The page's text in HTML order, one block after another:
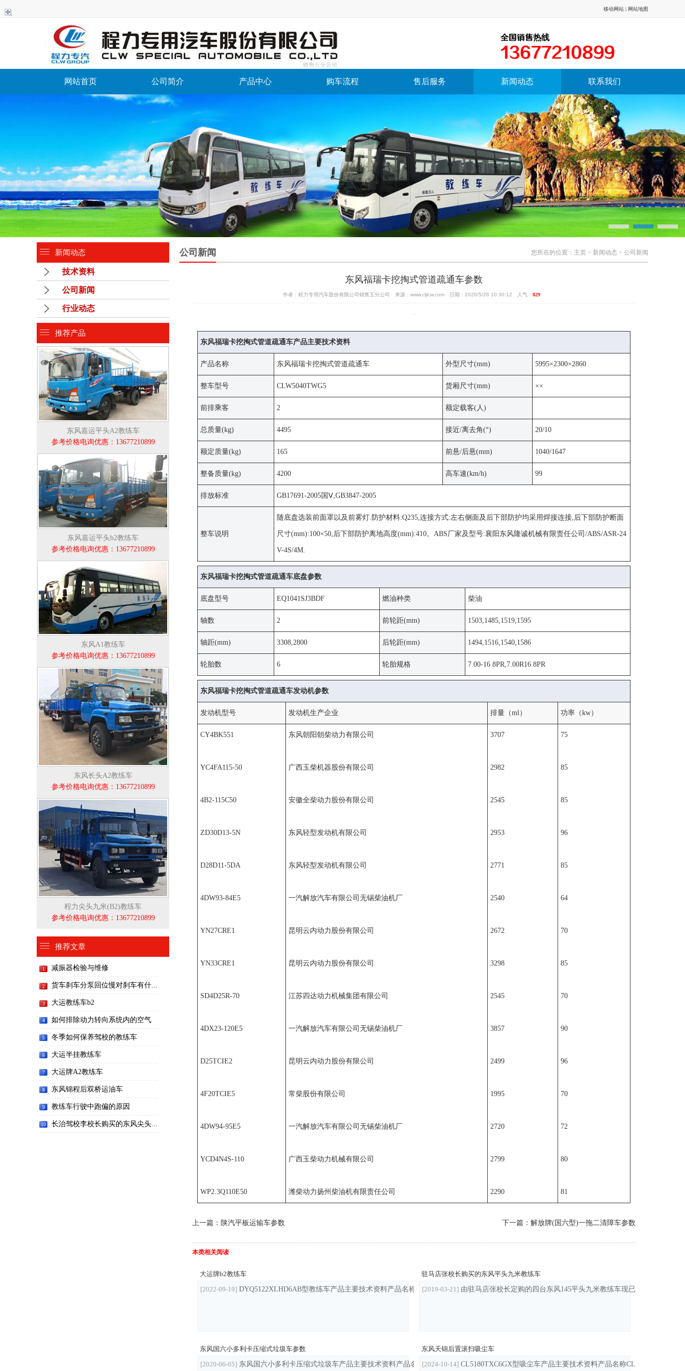
移动网站 | 网站地图
程力专用汽车股份有限公司销售五分公司
ChengLiZhuanYongQiCheGuFenYouXianGongSi
全国销售热线
13677210899
网站首页 公司简介 产品中心 购车流程 售后服务 新闻动态 联系我们
新闻动态
技术资料
公司新闻
行业动态
推荐产品
东风嘉运平头A2教练车
参考价格电询优惠：13677210899
东风嘉运平头b2教练车
参考价格电询优惠：13677210899
东风A1教练车
参考价格电询优惠：13677210899
东风长头A2教练车
参考价格电询优惠：13677210899
程力尖头九米(B2)教练车
参考价格电询优惠：13677210899
推荐文章
1 减振器检验与维修
2 货车刹车分泵回位慢对刹车有什...
3 大运教练车b2
4 如何排除动力转向系统内的空气
5 冬季如何保养驾校的教练车
6 大运半挂教练车
7 大运牌A2教练车
8 东风锦程后双桥运油车
9 教练车行驶中跑偏的原因
10 长治驾校李校长购买的东风尖头...
公司新闻 您所在的位置： 主页 > 新闻动态 > 公司新闻
东风福瑞卡挖掏式管道疏通车参数
作者：程力专用汽车股份有限公司销售五分公司 来源：www.cljlcw.com 日期：2020/5/26 10:30:12 人气： 829
东风福瑞卡挖掏式管道疏通车产品主要技术资料
产品名称 东风福瑞卡挖掏式管道疏通车 外型尺寸(mm) 5995×2300×2860
整车型号 CLW5040TWG5 货厢尺寸(mm) ××
前排乘客 2 额定载客(人)
总质量(kg) 4495 接近/离去角(°) 20/10
额定质量(kg) 165 前悬/后悬(mm) 1040/1647
整备质量(kg) 4200 高车速(km/h) 99
排放标准 GB17691-2005国Ⅴ,GB3847-2005
整车说明
随底盘选装前面罩以及前雾灯.防护材料:Q235,连接方式:左右侧面及后下部防护均采用焊接连接,后下部防护断面
尺寸(mm):100×50,后下部防护离地高度(mm):410。ABS厂家及型号:襄阳东风隆诚机械有限责任公司/ABS/ASR-24
V-4S/4M.
东风福瑞卡挖掏式管道疏通车底盘参数
底盘型号 EQ1041SJ3BDF 燃油种类 柴油
轴数 2 前轮距(mm) 1503,1485,1519,1595
轴距(mm) 3308,2800 后轮距(mm) 1494,1516,1540,1586
轮胎数 6 轮胎规格 7.00-16 8PR,7.00R16 8PR
东风福瑞卡挖掏式管道疏通车发动机参数
发动机型号 发动机生产企业 排量（ml） 功率（kw）
CY4BK551
YC4FA115-50
4B2-115C50
ZD30D13-5N
D28D11-5DA
4DW93-84E5
YN27CRE1
YN33CRE1
SD4D25R-70
4DX23-120E5
D25TCIE2
4F20TCIE5
4DW94-95E5
YCD4N4S-110
WP2.3Q110E50
东风朝阳朝柴动力有限公司
广西玉柴机器股份有限公司
安徽全柴动力股份有限公司
东风轻型发动机有限公司
东风轻型发动机有限公司
一汽解放汽车有限公司无锡柴油机厂
昆明云内动力股份有限公司
昆明云内动力股份有限公司
江苏四达动力机械集团有限公司
一汽解放汽车有限公司无锡柴油机厂
昆明云内动力股份有限公司
常柴股份有限公司
一汽解放汽车有限公司无锡柴油机厂
广西玉柴动力机械有限公司
潍柴动力扬州柴油机有限责任公司
3707
2982
2545
2953
2771
2540
2672
3298
2545
3857
2499
1995
2720
2799
2290
75
85
85
96
85
64
70
85
70
90
96
70
72
80
81
上一篇： 陕汽平板运输车参数 下一篇： 解放牌(国六型)一拖二清障车参数
本类相关阅读
大运牌b2教练车
[2022-09-19] DYQ5122XLHD6AB型教练车产品主要技术资料产品名称DYQ5122XLHD6AB型教练车外型尺寸(mm)9000×2300,2450,2470,2480×2800,2850整
驻马店张校长购买的东风平头九米教练车
[2019-03-21] 由驻马店张校长定购的四台东风145平头九米教练车现已整备完毕，明
东风国六小多利卡压缩式垃圾车参数
[2020-06-05] 东风国六小多利卡压缩式垃圾车产品主要技术资料产品名称东风国六小多利卡压缩式垃圾车外型尺寸(mm)6970×2080×2570整车型号
东风天锦后置滚扫吸尘车
[2024-10-14] CL5180TXC6GX型吸尘车产品主要技术资料产品名称CL5180TXC6GX